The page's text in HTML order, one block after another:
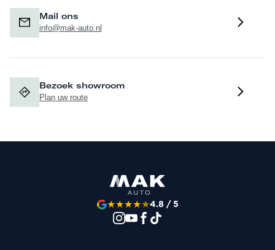
Mail ons
info@mak-auto.nl
Bezoek showroom
Plan uw route
★★★★★4.8 / 5